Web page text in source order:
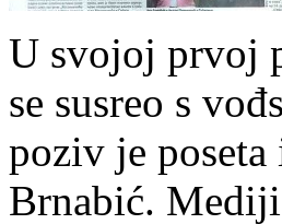
U svojoj prvoj
se susreo s
poziv je
Brnabić.